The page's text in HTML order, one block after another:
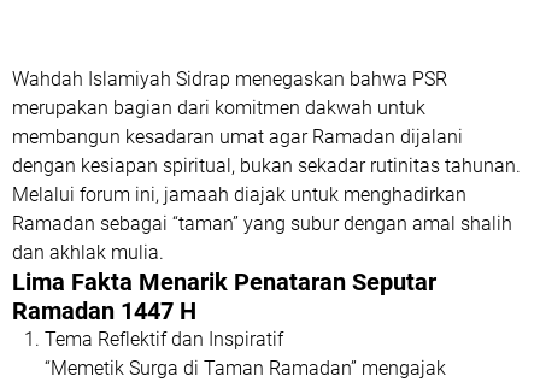
Wahdah Islamiyah Sidrap menegaskan bahwa PSR
merupakan bagian dari komitmen dakwah untuk
membangun kesadaran umat agar Ramadan dijalani
dengan kesiapan spiritual, bukan sekadar rutinitas tahunan.
Melalui forum ini, jamaah diajak untuk menghadirkan
Ramadan sebagai “taman” yang subur dengan amal shalih
dan akhlak mulia.
Lima Fakta Menarik Penataran Seputar
Ramadan 1447 H
Tema Reflektif dan Inspiratif
“Memetik Surga di Taman Ramadan” mengajak